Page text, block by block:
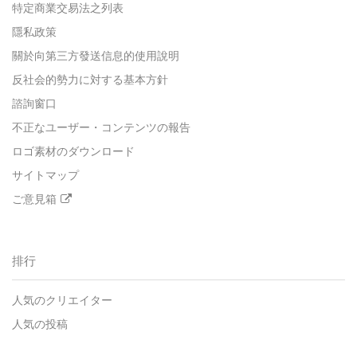
特定商業交易法之列表
隱私政策
關於向第三方發送信息的使用說明
反社会的勢力に対する基本方針
諮詢窗口
不正なユーザー・コンテンツの報告
ロゴ素材のダウンロード
サイトマップ
ご意見箱
排行
人気のクリエイター
人気の投稿